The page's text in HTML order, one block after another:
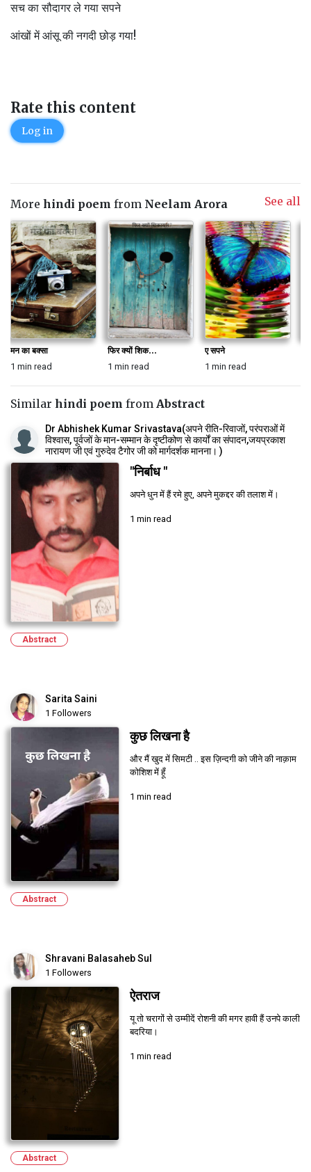
सच का सौदागर ले गया सपने
आंखों में आंसू की नगदी छोड़ गया!
Rate this content
Log in
More hindi poem from Neelam Arora See all
मन का बक्सा
1 min read
फिर क्यों शिक...
1 min read
ए सपने
1 min read
Similar hindi poem from Abstract
Dr Abhishek Kumar Srivastava(अपने रीति-रिवाजों, परंपराओं में
विश्वास, पूर्वजों के मान-सम्मान के दृष्टीकोण से कार्यों का संपादन,जयप्रकाश
नारायण जी एवं गुरुदेव टैगोर जी को मार्गदर्शक मानना। )
"निर्बाध "
अपने धुन में हैं रमे हुए, अपने मुकद्दर की तलाश में।
1 min read
Abstract
Sarita Saini
1 Followers
कुछ लिखना है
और मैं खुद में सिमटी .. इस ज़िन्दगी को जीने की नाक़ाम
कोशिश में हूँ
1 min read
Abstract
Shravani Balasaheb Sul
1 Followers
ऐतराज
यू तो चरागों से उम्मीदें रोशनी की मगर हावी हैं उनपे काली
बदरिया।
1 min read
Abstract